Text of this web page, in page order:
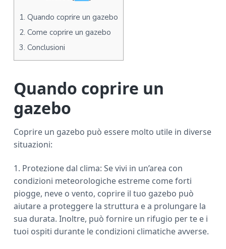
1. Quando coprire un gazebo
2. Come coprire un gazebo
3. Conclusioni
Quando coprire un
gazebo
Coprire un gazebo può essere molto utile in diverse
situazioni:
1. Protezione dal clima: Se vivi in un’area con
condizioni meteorologiche estreme come forti
piogge, neve o vento, coprire il tuo gazebo può
aiutare a proteggere la struttura e a prolungare la
sua durata. Inoltre, può fornire un rifugio per te e i
tuoi ospiti durante le condizioni climatiche avverse.